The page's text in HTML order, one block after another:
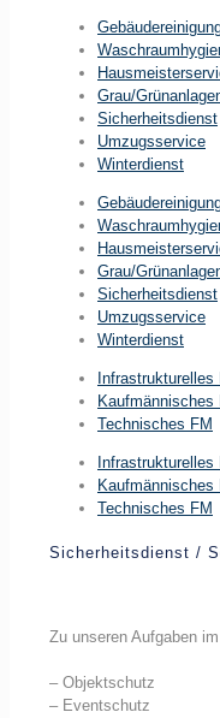
Grau/
Sicherheitsdienst
Umzugsservice
Winterdienst
Grau/
Sicherheitsdienst
Umzugsservice
Winterdienst
Infrastrukturelles
Kaufmännisches
Technisches FM
Infrastrukturelles
Kaufmännisches
Technisches FM
Sicherheitsdienst /
Zu unseren Aufgaben
– Objektschutz
– Eventschutz